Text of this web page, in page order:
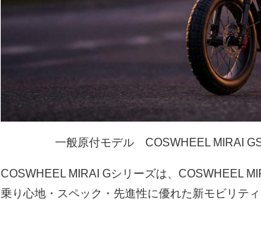
一般原付モデル COSWHEEL MIRAI
COSWHEEL MIRAI Gシリーズは、COSWHEEL
乗り心地・スペック・先進性に優れた新モビリティ